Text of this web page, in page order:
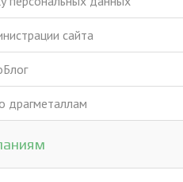
сайта
драгметаллам